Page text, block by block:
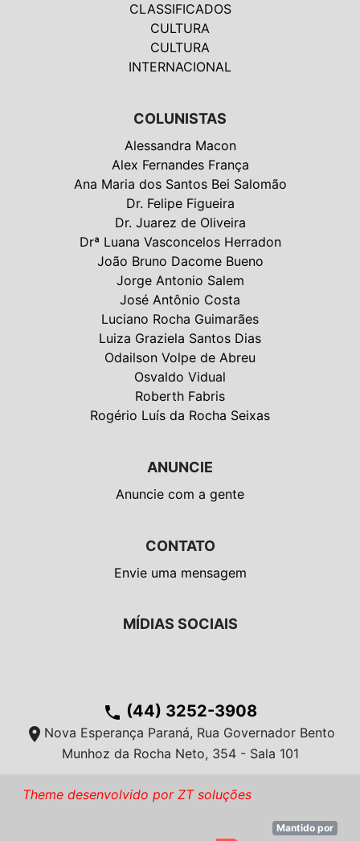
CLASSIFICADOS
CULTURA
CULTURA
INTERNACIONAL
COLUNISTAS
Alessandra Macon
Alex Fernandes França
Ana Maria dos Santos Bei Salomão
Dr. Felipe Figueira
Dr. Juarez de Oliveira
Drª Luana Vasconcelos Herradon
João Bruno Dacome Bueno
Jorge Antonio Salem
José Antônio Costa
Luciano Rocha Guimarães
Luiza Graziela Santos Dias
Odailson Volpe de Abreu
Osvaldo Vidual
Roberth Fabris
Rogério Luís da Rocha Seixas
ANUNCIE
Anuncie com a gente
CONTATO
Envie uma mensagem
MÍDIAS SOCIAIS
phone (44) 3252-3908
location_on Nova Esperança Paraná, Rua Governador Bento
Munhoz da Rocha Neto, 354 - Sala 101
Theme desenvolvido por ZT soluções
Mantido por